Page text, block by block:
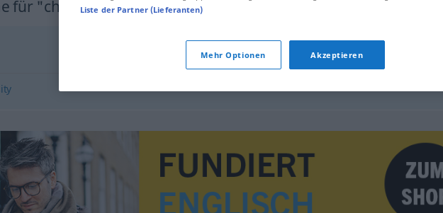
für "chorus line"Liste der Partner (Lieferanten)
Mehr Optionen Akzeptieren